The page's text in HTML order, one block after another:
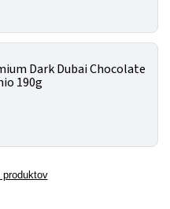
Dark Dubai Chocolate
190g